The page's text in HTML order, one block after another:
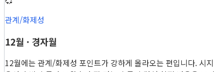
관계/화제성
12월 · 경자월
12월에는 관계/화제성 포인트가 강하게 올라오는 편입니다. 시지